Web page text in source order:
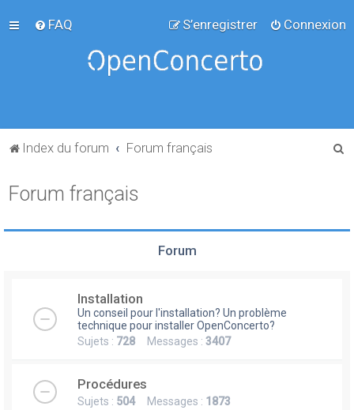
FAQ Connexion
S’enregistrer
Index du forum Forum français
e
Forum français
Forum
Installation
Un conseil pour l'installation? Un problème
technique pour installer OpenConcerto?
Sujets : 728 Messages : 3407
Procédures
Sujets : 504Messages : 1873